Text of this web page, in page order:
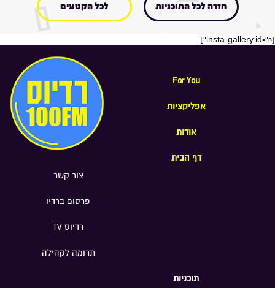
חזרה לכל התוכניות לכל הקטעים
[insta-gallery id="0"]
For You
אפליקציות
אודות
דף הבית
צור קשר
פרסום ברדיו
רדיוס TV
תרומה לקהילה
תוכניות